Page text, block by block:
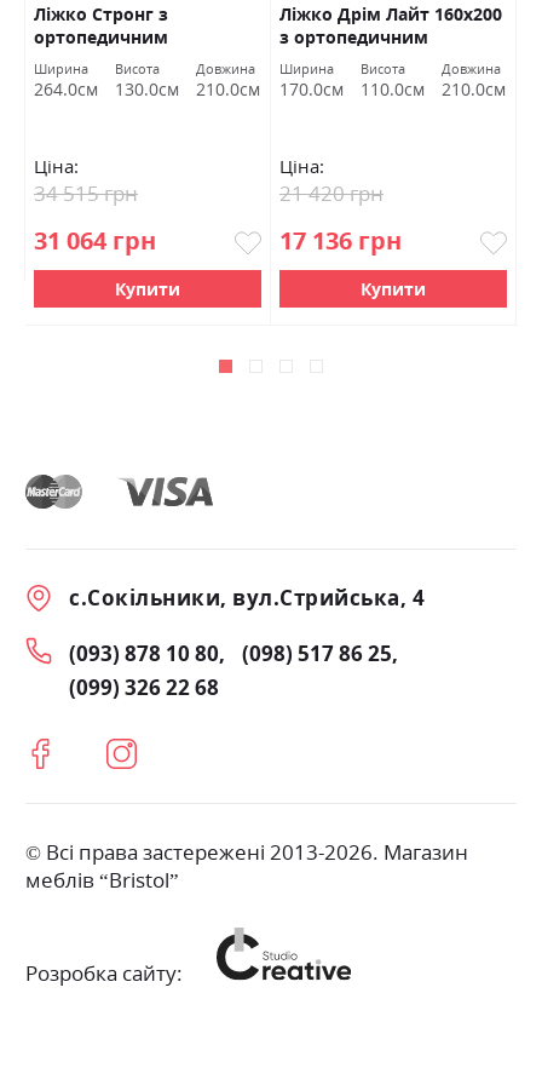
Ліжко Стронг з
ортопедичним
матрацом ВНД Луцьк
Ширина
264.0см
Висота
130.0см
Довжина
210.0см
Ціна:
31 064 грн
34 515 грн
Купити
Ліжко Дрім Лайт 160х200
з ортопедичним
матрацом і газовим
підйомним механізмом
Ширина
170.0см
Висота
110.0см
Довжина
210.0см
Ціна:
17 136 грн
21 420 грн
Купити
с.Сокільники, вул.Стрийська, 4
(093) 878 10 80
(098) 517 86 25
(099) 326 22 68
© Всі права застережені 2013-2026. Магазин
меблів “Bristol”
Розробка сайту: